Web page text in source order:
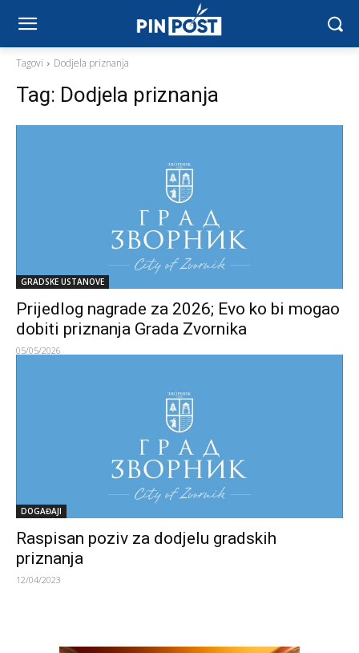
Tagovi Dodjela priznanja
Tag: Dodjela priznanja
GRADSKE USTANOVE
Prijedlog nagrade za 2026; Evo ko bi mogao
dobiti priznanja Grada Zvornika
05/05/2026
DOGAĐAJI
Raspisan poziv za dodjelu gradskih
priznanja
12/04/2023